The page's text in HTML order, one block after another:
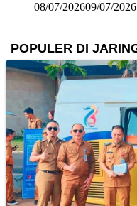
08/07/202609/07/2026